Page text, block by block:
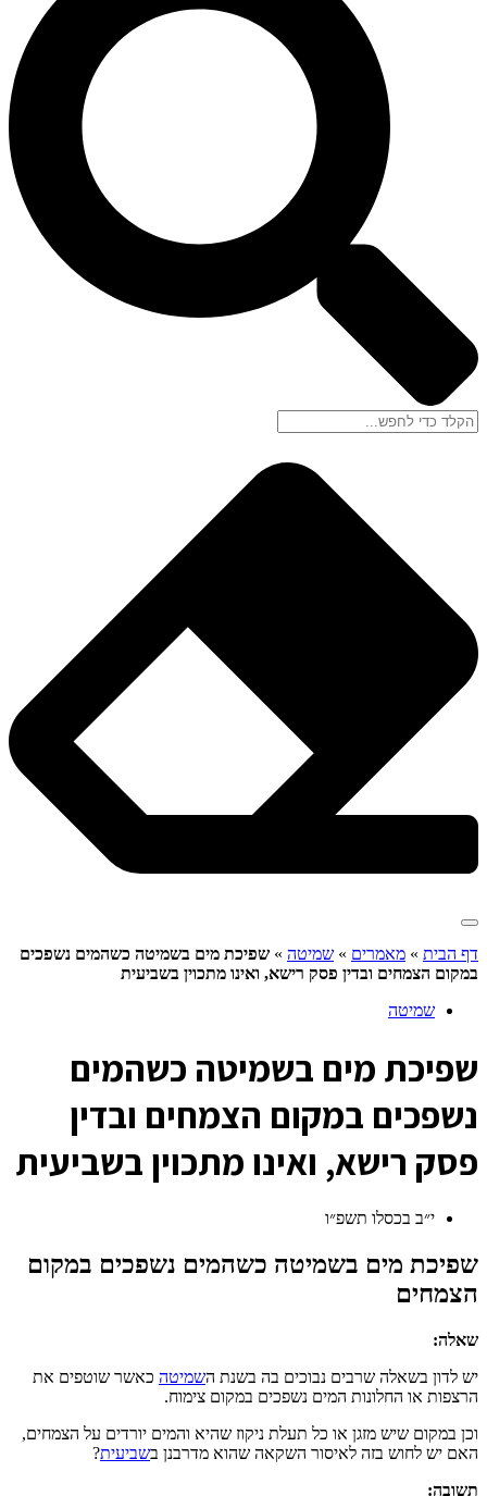
דף הבית » מאמרים » שמיטה » שפיכת מים בשמיטה כשהמים נשפכים
במקום הצמחים ובדין פסק רישא, ואינו מתכוין בשביעית
שמיטה
שפיכת מים בשמיטה כשהמים
נשפכים במקום הצמחים ובדין
פסק רישא, ואינו מתכוין בשביעית
י״ב בכסלו תשפ״ו
שפיכת מים בשמיטה כשהמים נשפכים במקום
הצמחים
שאלה:
יש לדון בשאלה שרבים נבוכים בה בשנת השמיטה כאשר שוטפים את
הרצפות או החלונות המים נשפכים במקום צימוח.
וכן במקום שיש מזגן או כל תעלת ניקוז שהיא והמים יורדים על הצמחים,
האם יש לחוש בזה לאיסור השקאה שהוא מדרבנן בשביעית?
תשובה: